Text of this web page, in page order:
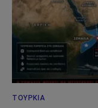
ΤΟΥΡΚΊΑ